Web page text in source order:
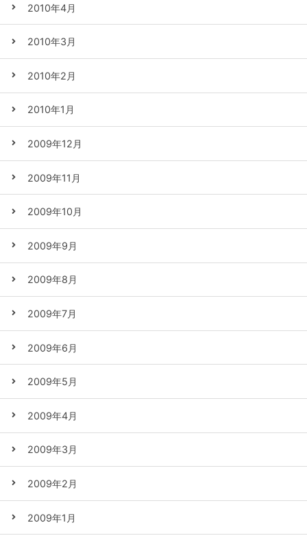
2010年4月
2010年3月
2010年2月
2010年1月
2009年12月
2009年11月
2009年10月
2009年9月
2009年8月
2009年7月
2009年6月
2009年5月
2009年4月
2009年3月
2009年2月
2009年1月